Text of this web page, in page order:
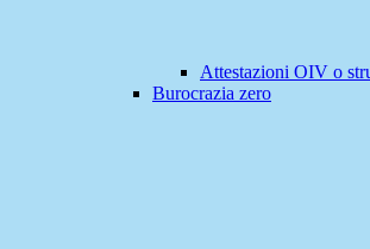
Attestazioni OIV o
Burocrazia zero